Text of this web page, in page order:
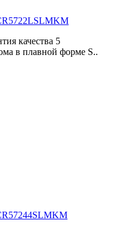
качества 5
в плавной форме S..